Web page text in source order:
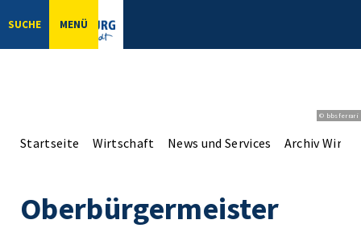
SUCHE MENÜ
© bbsferrari
Startseite Wirtschaft News und Services Archiv
Oberbürgermeister